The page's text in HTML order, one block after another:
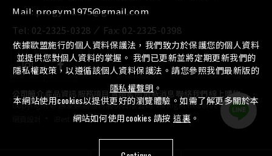
Mail: progym1975@gmail.com
Tel: 02-2325-0328 Fax: 02-2325-0398
公司簡介產品資訊 服務項目⁄實績案例⁄最新消息 聯絡我們 線上購物
Copyright © 惠友運動器材股份有限公司. All Right Reserved.
依據歐盟施行的個人資料保護法，我們致力於保護您的個人資料
並提供您對個人資料的掌握。 我們已更新並將定期更新我們的
隱私權政策，以遵循該個人資料保護法。請您參照我們最新版的
隱私權聲明 。
本網站使用cookies以提供更好的瀏覽體驗。如需了解更多關於本
網站如何使用cookies 請按 這裏 。